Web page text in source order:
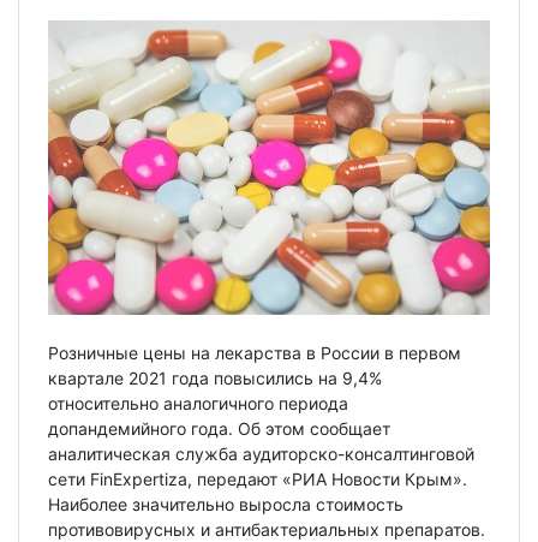
Розничные цены на лекарства в России в первом
квартале 2021 года повысились на 9,4%
относительно аналогичного периода
допандемийного года. Об этом сообщает
аналитическая служба аудиторско-консалтинговой
сети FinExpertiza, передают «РИА Новости Крым».
Наиболее значительно выросла стоимость
противовирусных и антибактериальных препаратов.